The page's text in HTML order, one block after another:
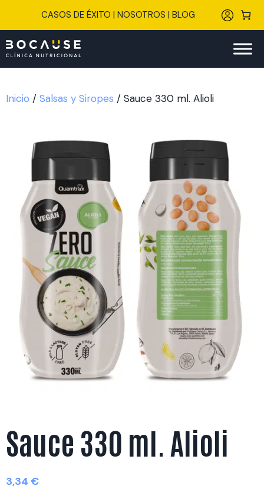
CASOS DE ÉXITO | NOSOTROS | BLOG
Inicio / Salsas y Siropes / Sauce 330 ml. Alioli
Sauce 330 ml. Alioli
3,34 €